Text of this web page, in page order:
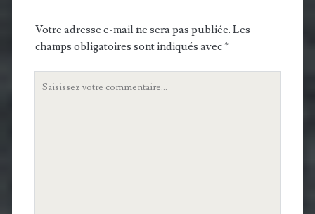
Votre adresse e-mail ne sera pas publiée. Les
champs obligatoires sont indiqués avec*